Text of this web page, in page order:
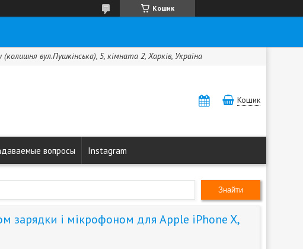
Кошик
(колишня вул.Пушкінська), 5, кімната 2, Харків, Україна
Кошик
вопросы Instagram
Знайти
зарядки і мікрофоном для Apple iPhone X,